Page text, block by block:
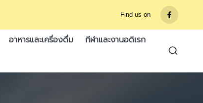
Find us on
รายการ
เมนู
อาหารและเครื่องดื่ม
กีฬาและงานอดิเรก